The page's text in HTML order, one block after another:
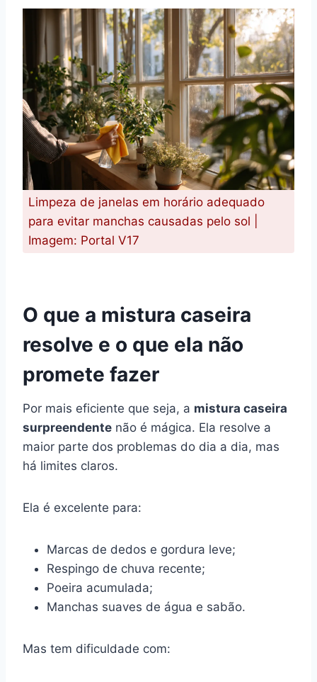
Limpeza de janelas em horário adequado
para evitar manchas causadas pelo sol |
Imagem: Portal V17
O que a mistura caseira
resolve e o que ela não
promete fazer
Por mais eficiente que seja, a mistura caseira
surpreendente não é mágica. Ela resolve a
maior parte dos problemas do dia a dia, mas
há limites claros.
Ela é excelente para:
Marcas de dedos e gordura leve;
Respingo de chuva recente;
Poeira acumulada;
Manchas suaves de água e sabão.
Mas tem dificuldade com: